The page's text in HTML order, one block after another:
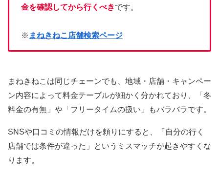
金を確認してから行くべきです。
※ まねきねこ店舗検索ページ
まねきねこは同じチェーンでも、地域・店舗・キャンペー
ン内容によって料金テーブルが細かく分かれており、「冬
料金の有無」や「フリータイムの扱い」もバラバラです。
SNSや口コミの情報だけを頼りにすると、「自分の行く
店舗では条件が違った」というミスマッチが起きやすくな
ります。